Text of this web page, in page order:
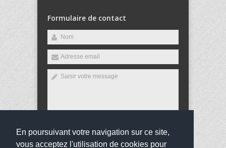
En poursuivant votre navigation sur ce site,
vous acceptez l'utilisation de cookies pour
Formulaire de contact
Envoyer